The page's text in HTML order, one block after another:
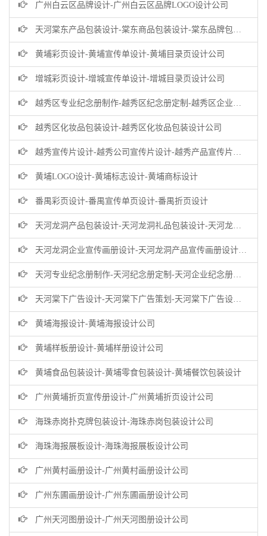
广州白云区品牌设计-广州白云区品牌LOGO设计公司
天河棠东产品包装设计-棠东商品包装设计-棠东品牌包装设计公司
黄埔彩页设计-黄埔宣传单设计-黄埔目录页设计公司
增城彩页设计-增城宣传单设计-增城目录页设计公司
越秀区专业纪念册制作-越秀区纪念册定制-越秀区企业纪念册设计公司
越秀区化妆品包装设计-越秀区化妆品包装设计公司
越秀宣传片设计-越秀公司宣传片设计-越秀产品宣传片设计公司
黄埔LOGO设计-黄埔标志设计-黄埔商标设计
番禺彩页设计-番禺宣传单页设计-番禺折页设计
天河龙洞产品包装设计-天河龙洞礼品包装设计-天河龙洞商品包装设计公司
天河龙洞企业宣传画册设计-天河龙洞产品宣传画册设计-龙洞企业画册设计公司
天河专业纪念册制作-天河纪念册定制-天河企业纪念册设计公司
天河棠下广告设计-天河棠下广告策划-天河棠下广告设计公司
黄埔海报设计-黄埔海报设计公司
黄埔样板册设计-黄埔样册设计公司
黄埔食品包装设计-黄埔零食包装设计-黄埔餐饮包装设计
广州黄埔折页宣传册设计-广州黄埔折页设计公司
海珠赤岗扑克牌包装设计-海珠赤岗包装设计公司
海珠海报展板设计-海珠海报展板设计公司
广州黄村画册设计-广州黄村画册设计公司
广州东圃画册设计-广州东圃画册设计公司
广州天河图册设计-广州天河图册设计公司